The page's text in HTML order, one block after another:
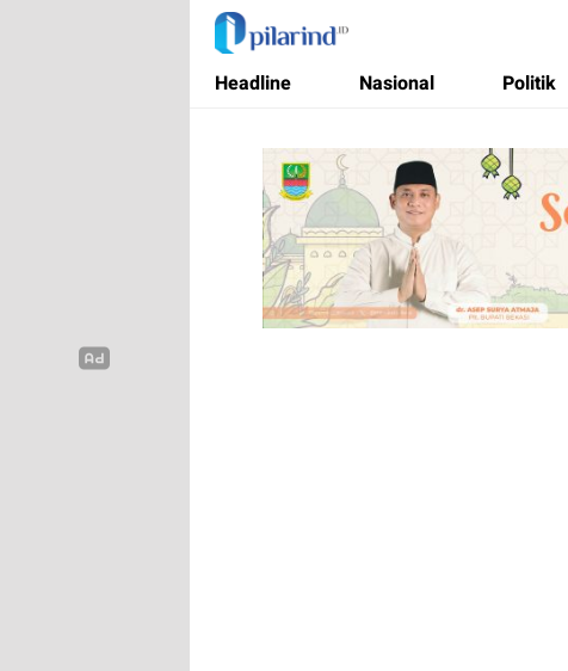
Pilarind.id
Dimana Arah Bangsa Bermula
Headline Nasional Politik